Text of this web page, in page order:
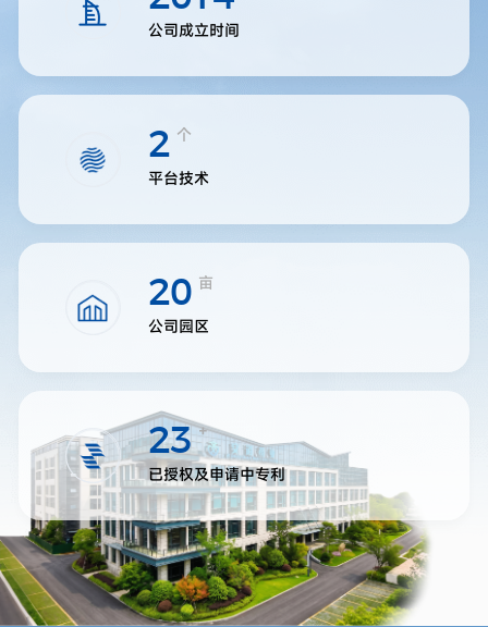
公司成立时间
2 个
平台技术
20 亩
公司园区
23 +
已授权及申请中专利